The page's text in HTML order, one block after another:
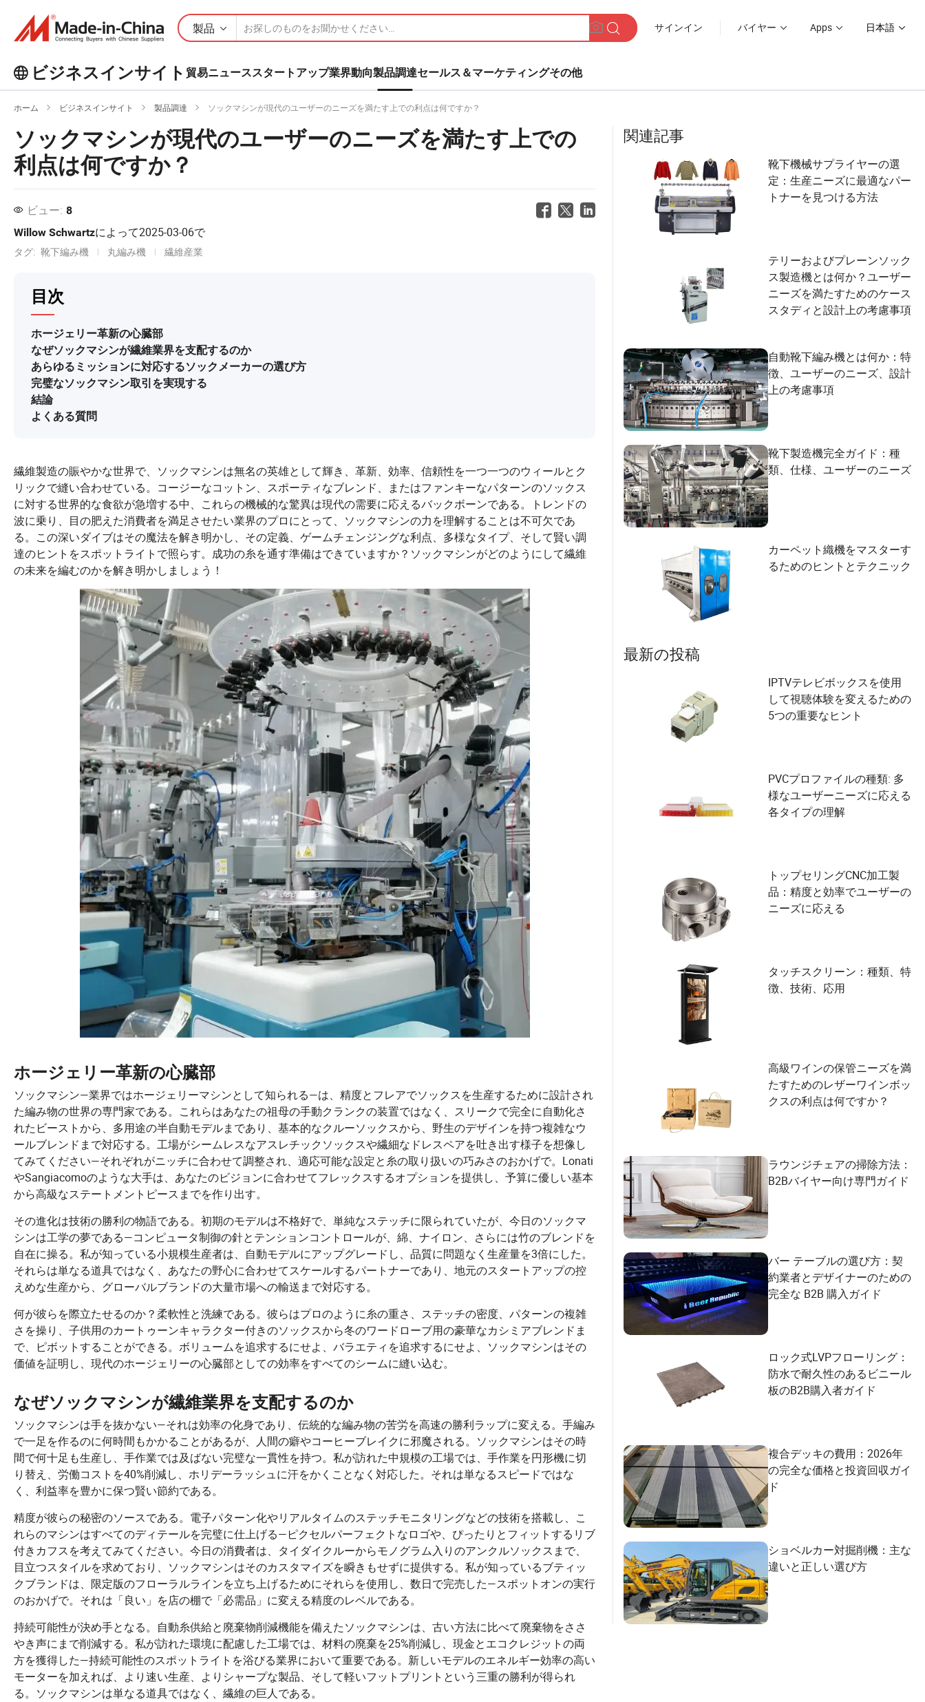
製品 サインイン バイヤー Apps 日本語
ビジネスインサイト 貿易ニューススタートアップ業界動向製品調達セールス＆マーケティングその他
ビジネスインサイトで人気の記事を
もっとチェックしよう！
ホーム ビジネスインサイト 製品調達 ソックマシンが現代のユーザーのニーズを満たす上での利点は何ですか？
ソックマシンが現代のユーザーのニーズを満たす上での
利点は何ですか？
ビュー: 8
Willow Schwartzによって2025-03-06で
タグ: 靴下編み機 丸編み機 繊維産業
目次
ホージェリー革新の心臓部
なぜソックマシンが繊維業界を支配するのか
あらゆるミッションに対応するソックメーカーの選び方
完璧なソックマシン取引を実現する
結論
よくある質問
繊維製造の賑やかな世界で、ソックマシンは無名の英雄として輝き、革新、効率、信頼性を一つ一つのウィールとク
リックで縫い合わせている。コージーなコットン、スポーティなブレンド、またはファンキーなパターンのソックス
に対する世界的な食欲が急増する中、これらの機械的な驚異は現代の需要に応えるバックボーンである。トレンドの
波に乗り、目の肥えた消費者を満足させたい業界のプロにとって、ソックマシンの力を理解することは不可欠であ
る。この深いダイブはその魔法を解き明かし、その定義、ゲームチェンジングな利点、多様なタイプ、そして賢い調
達のヒントをスポットライトで照らす。成功の糸を通す準備はできていますか？ソックマシンがどのようにして繊維
の未来を編むのかを解き明かしましょう！
ホージェリー革新の心臓部
ソックマシン—業界ではホージェリーマシンとして知られる—は、精度とフレアでソックスを生産するために設計され
た編み物の世界の専門家である。これらはあなたの祖母の手動クランクの装置ではなく、スリークで完全に自動化さ
れたビーストから、多用途の半自動モデルまであり、基本的なクルーソックスから、野生のデザインを持つ複雑なウ
ールブレンドまで対応する。工場がシームレスなアスレチックソックスや繊細なドレスペアを吐き出す様子を想像し
てみてください—それぞれがニッチに合わせて調整され、適応可能な設定と糸の取り扱いの巧みさのおかげで。Lonati
やSangiacomoのような大手は、あなたのビジョンに合わせてフレックスするオプションを提供し、予算に優しい基本
から高級なステートメントピースまでを作り出す。
その進化は技術の勝利の物語である。初期のモデルは不格好で、単純なステッチに限られていたが、今日のソックマ
シンは工学の夢である—コンピュータ制御の針とテンションコントロールが、綿、ナイロン、さらには竹のブレンドを
自在に操る。私が知っている小規模生産者は、自動モデルにアップグレードし、品質に問題なく生産量を3倍にした。
それらは単なる道具ではなく、あなたの野心に合わせてスケールするパートナーであり、地元のスタートアップの控
えめな生産から、グローバルブランドの大量市場への輸送まで対応する。
何が彼らを際立たせるのか？柔軟性と洗練である。彼らはプロのように糸の重さ、ステッチの密度、パターンの複雑
さを操り、子供用のカートゥーンキャラクター付きのソックスから冬のワードローブ用の豪華なカシミアブレンドま
で、ピボットすることができる。ボリュームを追求するにせよ、バラエティを追求するにせよ、ソックマシンはその
価値を証明し、現代のホージェリーの心臓部としての効率をすべてのシームに縫い込む。
なぜソックマシンが繊維業界を支配するのか
ソックマシンは手を抜かない—それは効率の化身であり、伝統的な編み物の苦労を高速の勝利ラップに変える。手編み
で一足を作るのに何時間もかかることがあるが、人間の癖やコーヒーブレイクに邪魔される。ソックマシンはその時
間で何十足も生産し、手作業では及ばない完璧な一貫性を持つ。私が訪れた中規模の工場では、手作業を円形機に切
り替え、労働コストを40%削減し、ホリデーラッシュに汗をかくことなく対応した。それは単なるスピードではな
く、利益率を豊かに保つ賢い節約である。
精度が彼らの秘密のソースである。電子パターン化やリアルタイムのステッチモニタリングなどの技術を搭載し、こ
れらのマシンはすべてのディテールを完璧に仕上げる—ピクセルパーフェクトなロゴや、ぴったりとフィットするリブ
付きカフスを考えてみてください。今日の消費者は、タイダイクルーからモノグラム入りのアンクルソックスまで、
目立つスタイルを求めており、ソックマシンはそのカスタマイズを瞬きもせずに提供する。私が知っているブティッ
クブランドは、限定版のフローラルラインを立ち上げるためにそれらを使用し、数日で完売した—スポットオンの実行
のおかげで。それは「良い」を店の棚で「必需品」に変える精度のレベルである。
持続可能性が決め手となる。自動糸供給と廃棄物削減機能を備えたソックマシンは、古い方法に比べて廃棄物をささ
やき声にまで削減する。私が訪れた環境に配慮した工場では、材料の廃棄を25%削減し、現金とエコクレジットの両
方を獲得した—持続可能性のスポットライトを浴びる業界において重要である。新しいモデルのエネルギー効率の高い
モーターを加えれば、より速い生産、よりシャープな製品、そして軽いフットプリントという三重の勝利が得られ
る。ソックマシンは単なる道具ではなく、繊維の巨人である。
関連記事
靴下機械サプライヤーの選
定：生産ニーズに最適なパー
トナーを見つける方法
テリーおよびプレーンソック
ス製造機とは何か？ユーザー
ニーズを満たすためのケース
スタディと設計上の考慮事項
自動靴下編み機とは何か：特
徴、ユーザーのニーズ、設計
上の考慮事項
靴下製造機完全ガイド：種
類、仕様、ユーザーのニーズ
カーペット織機をマスターす
るためのヒントとテクニック
最新の投稿
IPTVテレビボックスを使用
して視聴体験を変えるための
5つの重要なヒント
PVCプロファイルの種類: 多
様なユーザーニーズに応える
各タイプの理解
トップセリングCNC加工製
品：精度と効率でユーザーの
ニーズに応える
タッチスクリーン：種類、特
徴、技術、応用
高級ワインの保管ニーズを満
たすためのレザーワインボッ
クスの利点は何ですか？
ラウンジチェアの掃除方法：
B2Bバイヤー向け専門ガイド
バー テーブルの選び方：契
約業者とデザイナーのための
完全な B2B 購入ガイド
ロック式LVPフローリング：
防水で耐久性のあるビニール
板のB2B購入者ガイド
複合デッキの費用：2026年
の完全な価格と投資回収ガイ
ド
ショベルカー対掘削機：主な
違いと正しい選び方